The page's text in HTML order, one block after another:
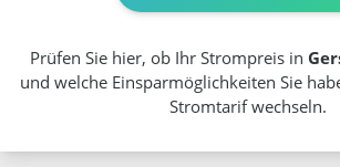
Prüfen Sie hier, ob Ihr Strompreis in
und welche Einsparmöglichkeiten Sie
Stromtarif wechseln.